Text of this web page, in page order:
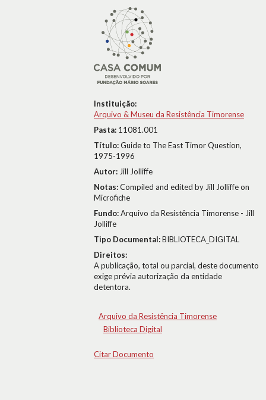
Instituição:
Arquivo & Museu da Resistência Timorense
Pasta: 11081.001
Título:Guide to The East Timor Question,
1975-1996
Autor: Jill Jolliffe
Notas:Compiled and edited by Jill Jolliffe on
Microfiche
Fundo:Arquivo da Resistência Timorense - Jill
Jolliffe
Tipo Documental:BIBLIOTECA_DIGITAL
Direitos:
A publicação, total ou parcial, deste documento
exige prévia autorização da entidade
detentora.
Arquivo da Resistência Timorense
Biblioteca Digital
Citar Documento